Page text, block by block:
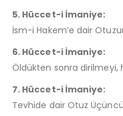
5. Hüccet-i İmaniye:
İsm-i Hakem’e dair
6. Hüccet-i İmaniye:
Öldükten sonra dirilmeyi,
7. Hüccet-i İmaniye:
Tevhide dair Otuz